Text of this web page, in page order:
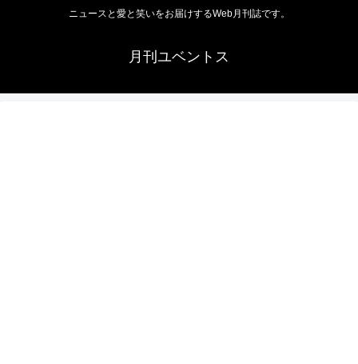
ニュースと愛と笑いをお届けするWeb月刊誌です。
月刊ユベントス